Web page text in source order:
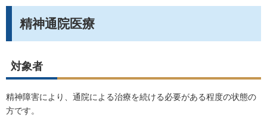
精神通院医療
対象者
精神障害により、通院による治療を続ける必要がある程度の状態の
方です。